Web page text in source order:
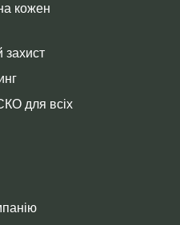
кожен
захист
для всіх